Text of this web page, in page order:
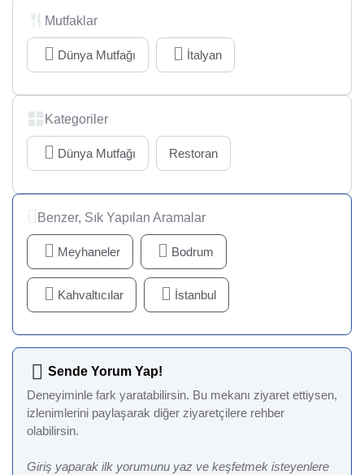
Mutfaklar
Dünya Mutfağı İtalyan
Kategoriler
Dünya Mutfağı Restoran
Benzer, Sık Yapılan Aramalar
Meyhaneler Bodrum
Kahvaltıcılar İstanbul
Sende Yorum Yap!
Deneyiminle fark yaratabilirsin. Bu mekanı ziyaret ettiysen,
izlenimlerini paylaşarak diğer ziyaretçilere rehber
olabilirsin.
Giriş yaparak ilk yorumunu yaz ve keşfetmek isteyenlere